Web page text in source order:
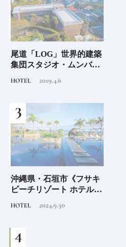
尾道「LOG」世界的建築
集団スタジオ・ムンバイ
HOTEL 2019.4.6
沖縄県・石垣市《フサキ
ビーチリゾート ホテル&
チリゾートでゆるりと島
HOTEL 2024.9.30